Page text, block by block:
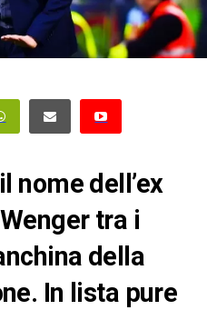
nome dell’ex
tra i
della
In lista pure